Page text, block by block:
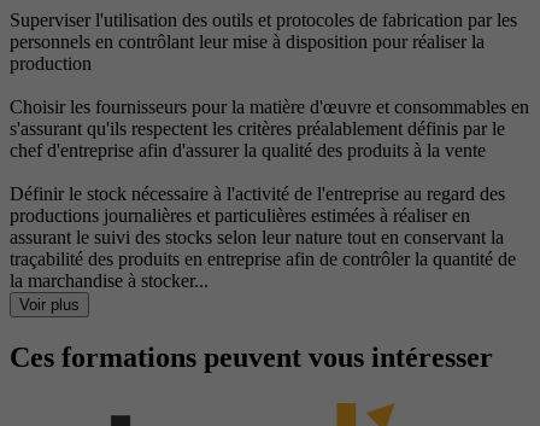
Superviser l'utilisation des outils et protocoles de fabrication par les
personnels en contrôlant leur mise à disposition pour réaliser la
production
Choisir les fournisseurs pour la matière d'œuvre et consommables en
s'assurant qu'ils respectent les critères préalablement définis par le
chef d'entreprise afin d'assurer la qualité des produits à la vente
Définir le stock nécessaire à l'activité de l'entreprise au regard des
productions journalières et particulières estimées à réaliser en
assurant le suivi des stocks selon leur nature tout en conservant la
traçabilité des produits en entreprise afin de contrôler la quantité de
la marchandise à stocker...
Voir plus
Ces formations peuvent vous intéresser